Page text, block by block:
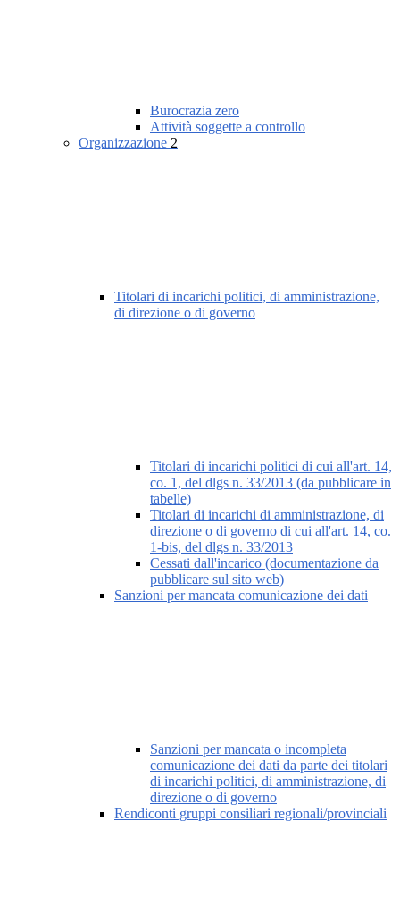
Burocrazia zero
Attività soggette a controllo
Organizzazione 2
Titolari di incarichi politici, di amministrazione,
di direzione o di governo
Titolari di incarichi politici di cui all'art. 14,
co. 1, del dlgs n. 33/2013 (da pubblicare in
tabelle)
Titolari di incarichi di amministrazione, di
direzione o di governo di cui all'art. 14, co.
1-bis, del dlgs n. 33/2013
Cessati dall'incarico (documentazione da
pubblicare sul sito web)
Sanzioni per mancata comunicazione dei dati
Sanzioni per mancata o incompleta
comunicazione dei dati da parte dei titolari
di incarichi politici, di amministrazione, di
direzione o di governo
Rendiconti gruppi consiliari regionali/provinciali